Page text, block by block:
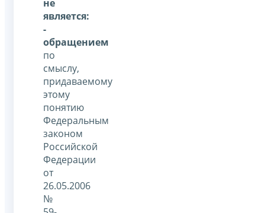
не
является:
-
обращением
по
смыслу,
придаваемому
этому
понятию
Федеральным
законом
Российской
Федерации
от
26.05.2006
№